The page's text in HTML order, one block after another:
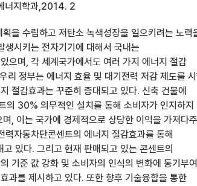
너지학과,2014. 2
을 수립하고 저탄소 녹색성장을 일으키려는 노력
시키는 전자기기에 대해서 국내는
으며, 각 세계국가에서도 여러 가지 에너지 절감
리 정부는 에너지 효율 및 대기전력 저감 제도를 시
절감효과는 꾸준히 증대되고 있다. 신축 건물에
의 30% 의무적인 설치를 통해 소비자가 인지하지
, 이는 국가에 경제적으로 상당한 이익을 가져다
자동차단콘센트의 에너지 절감효과를 통해
있다. 그리고 현재 판매되고 있는 콘센트의
기준 값 강화 및 소비자의 인식의 변화에 동기부
과를 제시하고 있다. 또한 향후 기술융합을 통한